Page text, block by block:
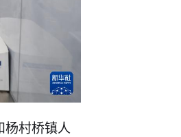
杨村桥镇人